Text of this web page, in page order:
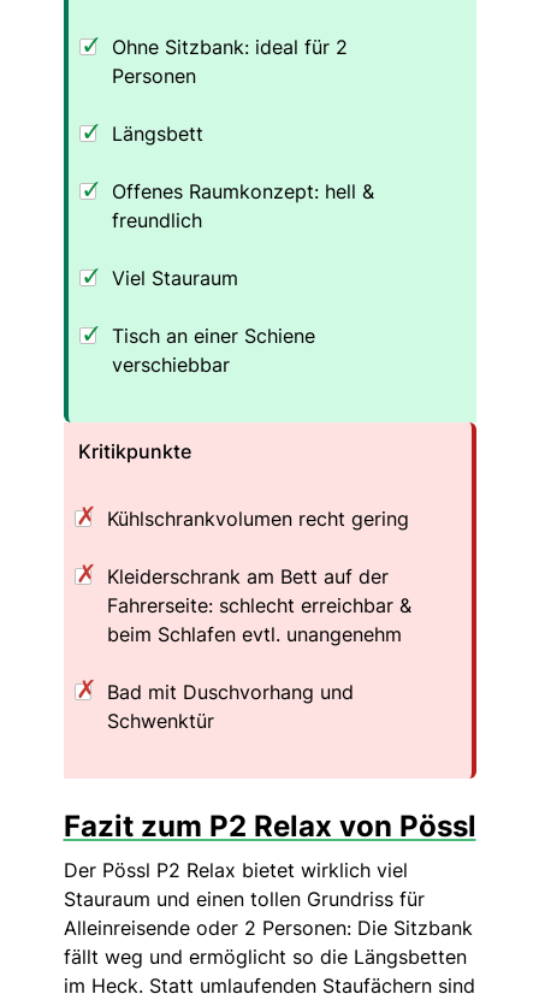
Ohne Sitzbank: ideal für 2
Personen
Längsbett
Offenes Raumkonzept: hell &
freundlich
Viel Stauraum
Tisch an einer Schiene
verschiebbar
Kritikpunkte
Kühlschrankvolumen recht gering
Kleiderschrank am Bett auf der
Fahrerseite: schlecht erreichbar &
beim Schlafen evtl. unangenehm
Bad mit Duschvorhang und
Schwenktür
Fazit zum P2 Relax von Pössl
Der Pössl P2 Relax bietet wirklich viel
Stauraum und einen tollen Grundriss für
Alleinreisende oder 2 Personen: Die Sitzbank
fällt weg und ermöglicht so die Längsbetten
im Heck. Statt umlaufenden Staufächern sind